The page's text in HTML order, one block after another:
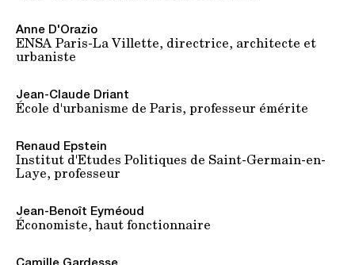
Anne D'Orazio
ENSA Paris-La Villette, directrice, architecte et
urbaniste
Jean-Claude Driant
École d'urbanisme de Paris, professeur émérite
Renaud Epstein
Institut d'Etudes Politiques de Saint-Germain-en-
Laye, professeur
Jean-Benoît Eyméoud
Économiste, haut fonctionnaire